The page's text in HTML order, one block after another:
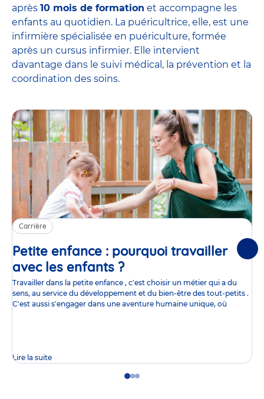
après 10 mois de formation et accompagne les
enfants au quotidien. La puéricultrice, elle, est une
infirmière spécialisée en puériculture, formée
après un cursus infirmier. Elle intervient
davantage dans le suivi médical, la prévention et la
coordination des soins.
Carrière
Petite enfance : pourquoi travailler
avec les enfants ?Article
Travailler dans la petite enfance , c'est choisir un métier qui a du
sens, au service du développement et du bien-être des tout-petits .
C'est aussi s'engager dans une aventure humaine unique, où
Lire la suite
GoGoGo